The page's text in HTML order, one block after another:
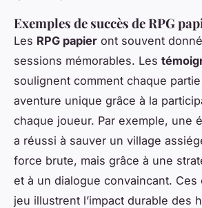
Exemples de succès de RPG
Les RPG papier ont souvent
sessions mémorables. Les
soulignent comment chaque
aventure unique grâce à la
chaque joueur. Par exemple, une
a réussi à sauver un village
force brute, mais grâce à une
et à un dialogue convaincant.
jeu illustrent l’impact durable des